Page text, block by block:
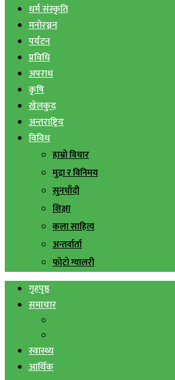
धर्म संस्कृति
मनोरञ्जन
पर्यटन
प्रविधि
अपराध
कृषि
खेलकुद
अन्तराष्ट्रिय
विविध
हाम्रो विचार
मुद्रा र विनिमय
सुनचाँदी
शिक्षा
कला साहित्य
अन्तर्वार्ता
फोटो ग्यालरी
गृहपृष्ठ
समाचार
स्वास्थ्य
आर्थिक